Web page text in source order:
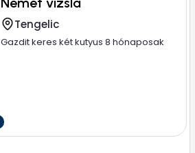
Tengelic
Gazdit keres két kutyus 8 hónaposak